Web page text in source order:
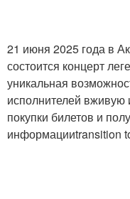
21 июня 2025 года в
состоится концерт
уникальная
исполнителей вживую
покупки билетов и
информацииtransition